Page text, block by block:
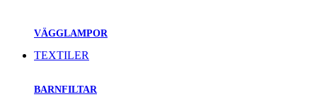
VÄGGLAMPOR
TEXTILER
BARNFILTAR